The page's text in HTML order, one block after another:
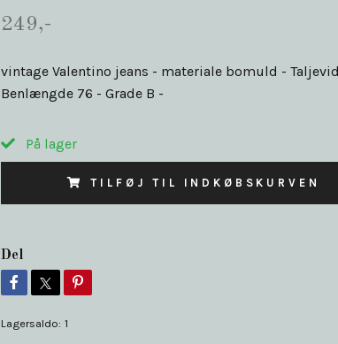
249,-
vintage Valentino jeans - materiale bomuld -
Benlængde 76 - Grade B -
På lager
TILFØJ TIL INDKØBSKURVEN
Del
Lagersaldo: 1